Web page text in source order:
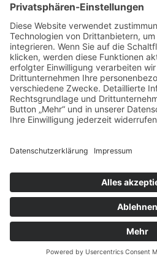
Menü
Home
Kontakt
AGB
Datenschutzerklärung
Impressum
Anschrift
BSI Vertriebs GmbH
Telefax: 004961521873727
E-Mail: info@bsivertrieb.de